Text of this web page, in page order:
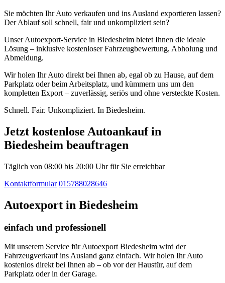
Sie möchten Ihr Auto verkaufen und ins Ausland exportieren lassen?
Der Ablauf soll schnell, fair und unkompliziert sein?
Unser Autoexport-Service in Biedesheim bietet Ihnen die ideale
Lösung – inklusive kostenloser Fahrzeugbewertung, Abholung und
Abmeldung.
Wir holen Ihr Auto direkt bei Ihnen ab, egal ob zu Hause, auf dem
Parkplatz oder beim Arbeitsplatz, und kümmern uns um den
kompletten Export – zuverlässig, seriös und ohne versteckte Kosten.
Schnell. Fair. Unkompliziert. In Biedesheim.
Jetzt kostenlose Autoankauf in
Biedesheim beauftragen
Täglich von 08:00 bis 20:00 Uhr für Sie erreichbar
Kontaktformular 015788028646
Autoexport in Biedesheim
einfach und professionell
Mit unserem Service für Autoexport Biedesheim wird der
Fahrzeugverkauf ins Ausland ganz einfach. Wir holen Ihr Auto
kostenlos direkt bei Ihnen ab – ob vor der Haustür, auf dem
Parkplatz oder in der Garage.